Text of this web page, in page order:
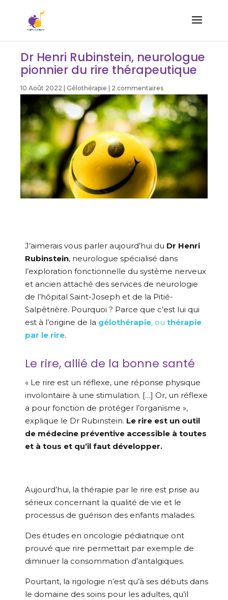
Dr Henri Rubinstein, neurologue
pionnier du rire thérapeutique
10 Août 2022 Gélothérapie 2 commentaires
J’aimerais vous parler aujourd’hui du Dr Henri
Rubinstein, neurologue spécialisé dans
l’exploration fonctionnelle du système nerveux
et ancien attaché des services de neurologie
de l’hôpital Saint-Joseph et de la Pitié-
Salpêtrière. Pourquoi ? Parce que c’est lui qui
est à l’origine de la gélothérapie, ou thérapie
par le rire.
Le rire, allié de la bonne santé
« Le rire est un réflexe, une réponse physique
involontaire à une stimulation. […] Or, un réflexe
a pour fonction de protéger l’organisme »,
explique le Dr Rubinstein. Le rire est un outil
de médecine préventive accessible à toutes
et à tous et qu’il faut développer.
Aujourd’hui, la thérapie par le rire est prise au
sérieux concernant la qualité de vie et le
processus de guérison des enfants malades.
Des études en oncologie pédiatrique ont
prouvé que rire permettait par exemple de
diminuer la consommation d’antalgiques.
Pourtant, la rigologie n’est qu’à ses débuts dans
le domaine des soins pour les adultes, qu’il